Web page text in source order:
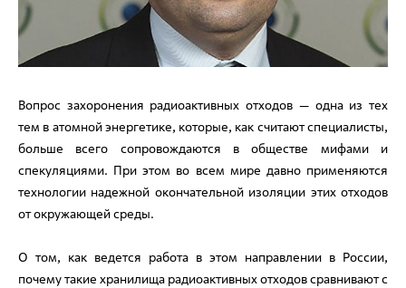
Вопрос захоронения радиоактивных отходов — одна из тех
тем в атомной энергетике, которые, как считают специалисты,
больше всего сопровождаются в обществе мифами и
спекуляциями. При этом во всем мире давно применяются
технологии надежной окончательной изоляции этих отходов
от окружающей среды.
О том, как ведется работа в этом направлении в России,
почему такие хранилища радиоактивных отходов сравнивают с